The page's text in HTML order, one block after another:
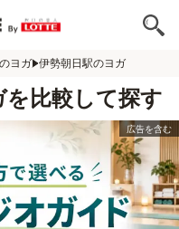
ヨガ 伊勢朝日駅のヨガ
比較して探す